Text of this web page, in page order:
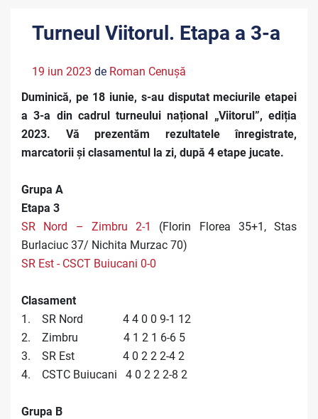
Turneul Viitorul. Etapa a 3-a
19 iun 2023 de Roman Cenușă
Duminică, pe 18 iunie, s-au disputat meciurile etapei
a 3-a din cadrul turneului național „Viitorul”, ediția
2023. Vă prezentăm rezultatele înregistrate,
marcatorii și clasamentul la zi, după 4 etape jucate.
Grupa A
Etapa 3
SR Nord – Zimbru 2-1 (Florin Florea 35+1, Stas
Burlaciuc 37/ Nichita Murzac 70)
SR Est - CSCT Buiucani 0-0
Clasament
1. SR Nord 4 4 0 0 9-1 12
2. Zimbru 4 1 2 1 6-6 5
3. SR Est 4 0 2 2 2-4 2
4. CSTC Buiucani 4 0 2 2 2-8 2
Grupa B